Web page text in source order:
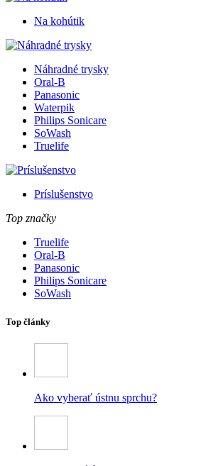
Na kohútik
Náhradné trysky
Oral-B
Panasonic
Waterpik
Philips Sonicare
SoWash
Truelife
Príslušenstvo
Top značky
Truelife
Oral-B
Panasonic
Philips Sonicare
SoWash
Top články
Ako vyberať ústnu sprchu?